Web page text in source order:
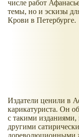
числе работ
темы, но и эскизы
Крови в Петербурге.
Издатели ценили в
карикатуриста. Он
с такими
другими
дореволюционными